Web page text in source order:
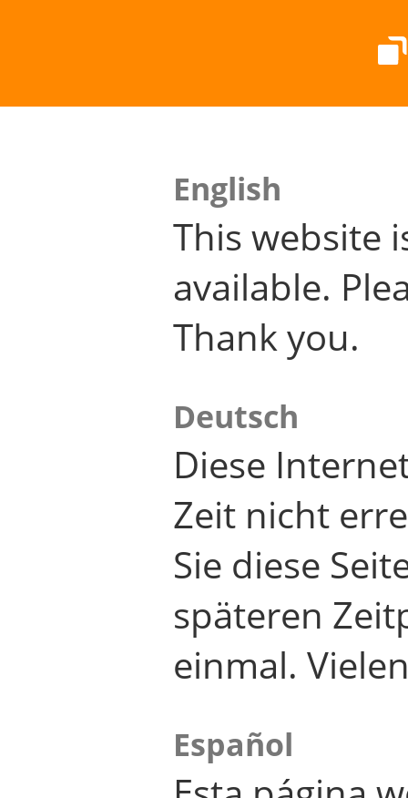
English
This website
available.
Thank you.
Deutsch
Diese
Zeit nicht
Sie diese
späteren
einmal.
Español